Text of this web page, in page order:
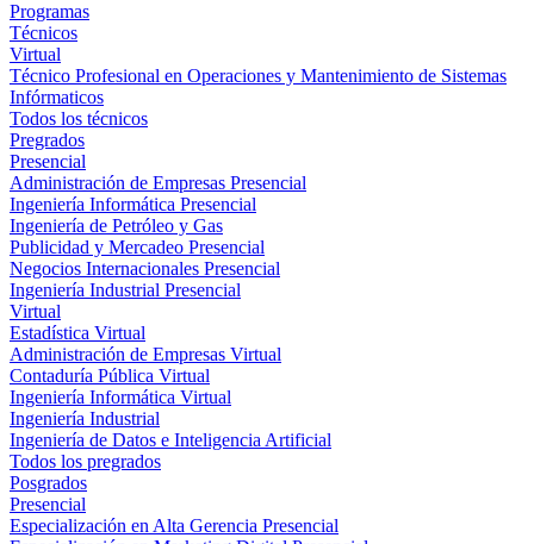
Programas
Técnicos
Virtual
Técnico Profesional en Operaciones y Mantenimiento de Sistemas
Infórmaticos
Todos los técnicos
Pregrados
Presencial
Administración de Empresas Presencial
Ingeniería Informática Presencial
Ingeniería de Petróleo y Gas
Publicidad y Mercadeo Presencial
Negocios Internacionales Presencial
Ingeniería Industrial Presencial
Virtual
Estadística Virtual
Administración de Empresas Virtual
Contaduría Pública Virtual
Ingeniería Informática Virtual
Ingeniería Industrial
Ingeniería de Datos e Inteligencia Artificial
Todos los pregrados
Posgrados
Presencial
Especialización en Alta Gerencia Presencial